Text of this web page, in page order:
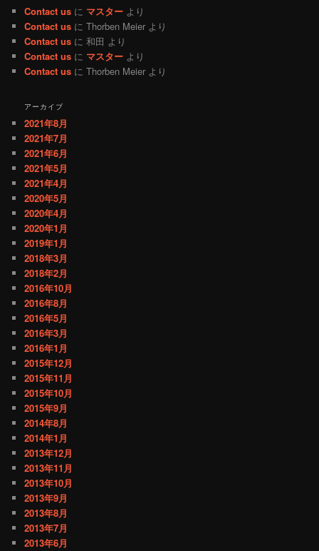
Contact us に マスター より
Contact us にThorben Meier より
Contact us に和田 より
Contact us に マスター より
Contact us にThorben Meier より
アーカイブ
2021年8月
2021年7月
2021年6月
2021年5月
2021年4月
2020年5月
2020年4月
2020年1月
2019年1月
2018年3月
2018年2月
2016年10月
2016年8月
2016年5月
2016年3月
2016年1月
2015年12月
2015年11月
2015年10月
2015年9月
2014年8月
2014年1月
2013年12月
2013年11月
2013年10月
2013年9月
2013年8月
2013年7月
2013年6月